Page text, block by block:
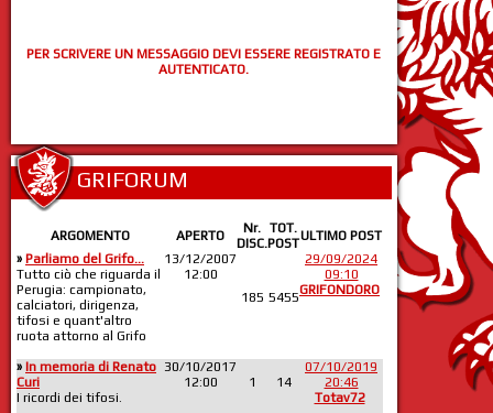
PER SCRIVERE UN MESSAGGIO DEVI ESSERE REGISTRATO E
AUTENTICATO.
GRIFORUM
ARGOMENTO APERTO
Nr.
DISC.
TOT.
POSTULTIMO POST
» Parliamo del Grifo...
Tutto ciò che riguarda il
Perugia: campionato,
calciatori, dirigenza,
tifosi e quant'altro
ruota attorno al Grifo
13/12/2007
12:00
185 5455
29/09/2024
09:10
GRIFONDORO
» In memoria di Renato
Curi
I ricordi dei tifosi.
30/10/2017
12:00
1 14
07/10/2019
20:46
Totav72